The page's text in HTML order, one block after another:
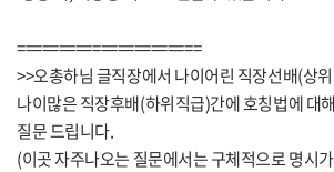
======================
>>오총하님 글직장에서 나이어린 직장선배(상
나이많은 직장후배(하위직급)간에 호칭법에 대
질문 드립니다.
(이곳 자주나오는 질문에서는 구체적으로 명시